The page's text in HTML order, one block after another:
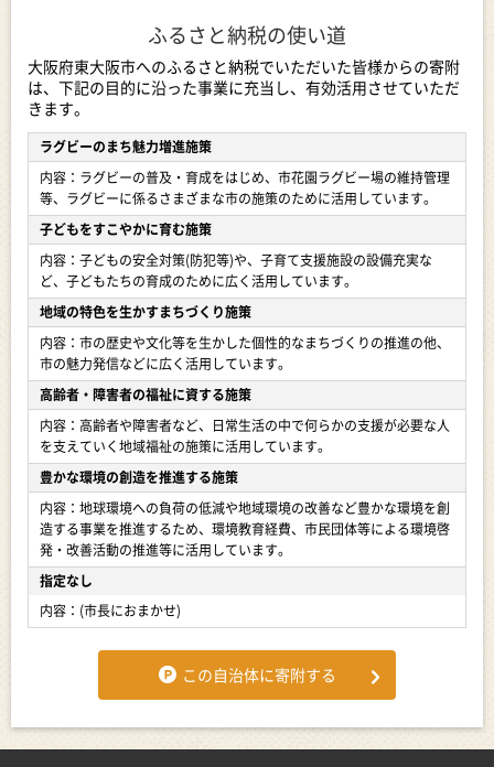
ふるさと納税の使い道
大阪府東大阪市へのふるさと納税でいただいた皆様からの寄附
は、下記の目的に沿った事業に充当し、有効活用させていただ
きます。
ラグビーのまち魅力増進施策
内容：ラグビーの普及・育成をはじめ、市花園ラグビー場の維持管理
等、ラグビーに係るさまざまな市の施策のために活用しています。
子どもをすこやかに育む施策
内容：子どもの安全対策(防犯等)や、子育て支援施設の設備充実な
ど、子どもたちの育成のために広く活用しています。
地域の特色を生かすまちづくり施策
内容：市の歴史や文化等を生かした個性的なまちづくりの推進の他、
市の魅力発信などに広く活用しています。
高齢者・障害者の福祉に資する施策
内容：高齢者や障害者など、日常生活の中で何らかの支援が必要な人
を支えていく地域福祉の施策に活用しています。
豊かな環境の創造を推進する施策
内容：地球環境への負荷の低減や地域環境の改善など豊かな環境を創
造する事業を推進するため、環境教育経費、市民団体等による環境啓
発・改善活動の推進等に活用しています。
指定なし
内容：(市長におまかせ)
この自治体に寄附する